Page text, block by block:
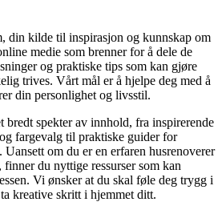
din kilde til inspirasjon og kunnskap om
medie som brenner for å dele de
og praktiske tips som kan gjøre
trives. Vårt mål er å hjelpe deg med å
din personlighet og livsstil.
spekter av innhold, fra inspirerende
fargevalg til praktiske guider for
om du er en erfaren husrenoverer
du nyttige ressurser som kan
Vi ønsker at du skal føle deg trygg i
kreative skritt i hjemmet ditt.